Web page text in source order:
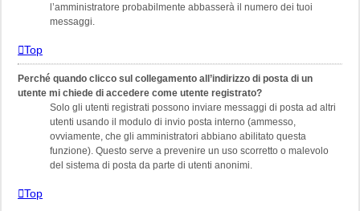
l’amministratore probabilmente abbasserà il numero dei tuoi
messaggi.
Top
Perché quando clicco sul collegamento all’indirizzo di posta di un
utente mi chiede di accedere come utente registrato?
Solo gli utenti registrati possono inviare messaggi di posta ad altri
utenti usando il modulo di invio posta interno (ammesso,
ovviamente, che gli amministratori abbiano abilitato questa
funzione). Questo serve a prevenire un uso scorretto o malevolo
del sistema di posta da parte di utenti anonimi.
Top